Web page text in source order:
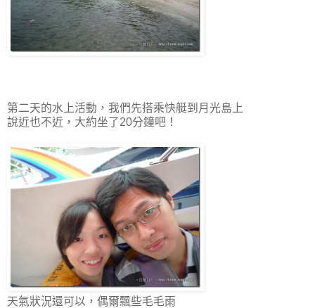
第二天的水上活動，我們先搭乘快艇到月光島上
說近也不近，大約坐了20分鐘吧！
天氣狀況還可以，偶爾飄些毛毛雨